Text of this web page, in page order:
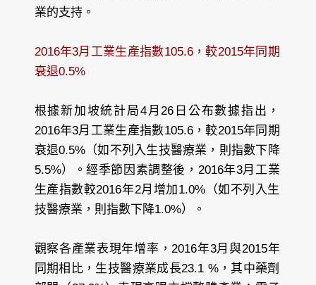
業的支持。
2016年3月工業生產指數105.6，較2015年同期
衰退0.5%
根據新加坡統計局4月26日公布數據指出，
2016年3月工業生產指數105.6，較2015年同期
衰退0.5%（如不列入生技醫療業，則指數下降
5.5%）。經季節因素調整後，2016年3月工業
生產指數較2016年2月增加1.0%（如不列入生
技醫療業，則指數下降1.0%）。
觀察各產業表現年增率，2016年3月與2015年
同期相比，生技醫療業成長23.1 %，其中藥劑